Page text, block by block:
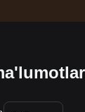
riskga